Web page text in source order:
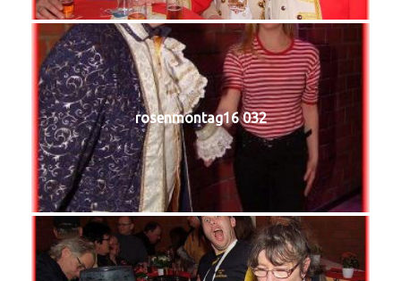
rosenmontag16 032